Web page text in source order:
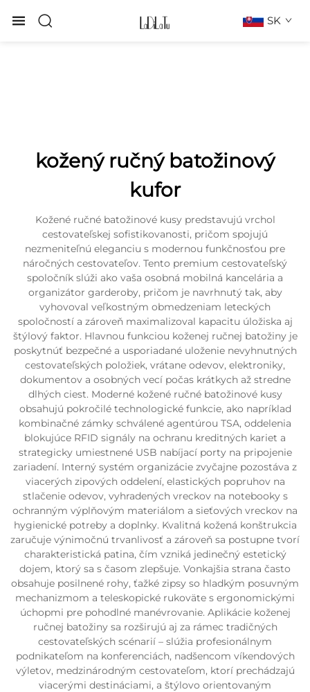
SK
kožený ručný batožinový
kufor
Kožené ručné batožinové kusy predstavujú vrchol
cestovateľskej sofistikovanosti, pričom spojujú
nezmeniteľnú eleganciu s modernou funkčnosťou pre
náročných cestovateľov. Tento premium cestovateľský
spoločník slúži ako vaša osobná mobilná kancelária a
organizátor garderoby, pričom je navrhnutý tak, aby
vyhovoval veľkostným obmedzeniam leteckých
spoločností a zároveň maximalizoval kapacitu úložiska aj
štýlový faktor. Hlavnou funkciou koženej ručnej batožiny je
poskytnúť bezpečné a usporiadané uloženie nevyhnutných
cestovateľských položiek, vrátane odevov, elektroniky,
dokumentov a osobných vecí počas krátkych až stredne
dlhých ciest. Moderné kožené ručné batožinové kusy
obsahujú pokročilé technologické funkcie, ako napríklad
kombinačné zámky schválené agentúrou TSA, oddelenia
blokujúce RFID signály na ochranu kreditných kariet a
strategicky umiestnené USB nabíjací porty na pripojenie
zariadení. Interný systém organizácie zvyčajne pozostáva z
viacerých zipových oddelení, elastických popruhov na
stlačenie odevov, vyhradených vreckov na notebooky s
ochranným výplňovým materiálom a sieťových vreckov na
hygienické potreby a doplnky. Kvalitná kožená konštrukcia
zaručuje výnimočnú trvanlivosť a zároveň sa postupne tvorí
charakteristická patina, čím vzniká jedinečný estetický
dojem, ktorý sa s časom zlepšuje. Vonkajšia strana často
obsahuje posilnené rohy, ťažké zipsy so hladkým posuvným
mechanizmom a teleskopické rukoväte s ergonomickými
úchopmi pre pohodlné manévrovanie. Aplikácie koženej
ručnej batožiny sa rozširujú aj za rámec tradičných
cestovateľských scénarií – slúžia profesionálnym
podnikateľom na konferenciách, nadšencom víkendových
výletov, medzinárodným cestovateľom, ktorí prechádzajú
viacerými destináciami, a štýlovo orientovaným